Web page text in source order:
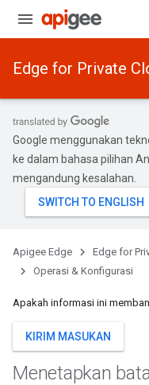
Edge for Private
Google menggunakan
ke dalam bahasa pilihan
mengandung kesalahan.
Apigee Edge Edge for
Operasi & Konfigurasi
Apakah informasi ini
KIRIM MASUKAN
Menetapkan